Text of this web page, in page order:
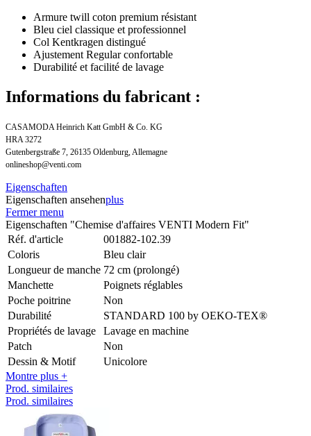
Armure twill coton premium résistant
Bleu ciel classique et professionnel
Col Kentkragen distingué
Ajustement Regular confortable
Durabilité et facilité de lavage
Informations du fabricant :
CASAMODA Heinrich Katt GmbH & Co. KG
HRA 3272
Gutenbergstraße 7, 26135 Oldenburg, Allemagne
onlineshop@venti.com
Eigenschaften
Eigenschaften ansehenplus
Fermer menu
Eigenschaften "Chemise d'affaires VENTI Modern Fit"
Réf. d'article
001882-102.39
Coloris
Bleu clair
Longueur de manche 72 cm (prolongé)
Manchette
Poignets réglables
Poche poitrine
Non
Durabilité
STANDARD 100 by OEKO-TEX®
Propriétés de lavage
Lavage en machine
Patch
Non
Dessin & Motif
Unicolore
Montre plus +
Prod. similaires
Prod. similaires